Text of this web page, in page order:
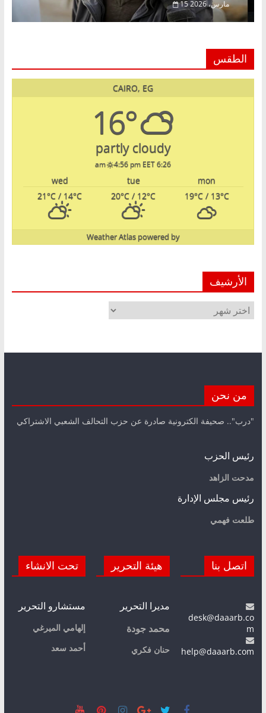
15 مارس، 2026
الطقس
CAIRO, EG
16°
partly cloudy
6:26 am
4:56 pm EET
mon
tue
wed
19°C/ 13°C
20°C / 12°C
21°C / 14°C
powered by
Weather Atlas
الأرشيف
الأرشيف
من نحن
"درب".. صحيفة الكترونية صادرة عن حزب التحالف الشعبي الاشتراكي
رئيس الحزب
مدحت الزاهد
رئيس مجلس الإدارة
طلعت فهمي
اتصل بنا
desk@daaarb.co
m
help@daaarb.com
هيئة التحرير
مديرا التحرير
محمد جودة
حنان فكري
تحت الانشاء
مستشارو التحرير
إلهامي الميرغي
أحمد سعد